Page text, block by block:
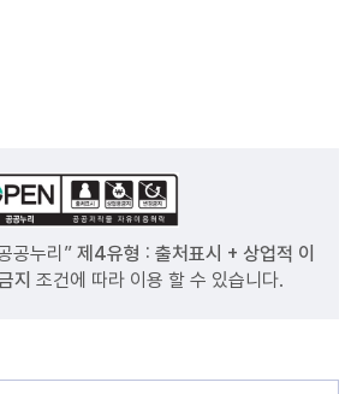
공누리” 제4유형 : 출처표시 + 상업적 이
지 조건에 따라 이용 할 수 있습니다.